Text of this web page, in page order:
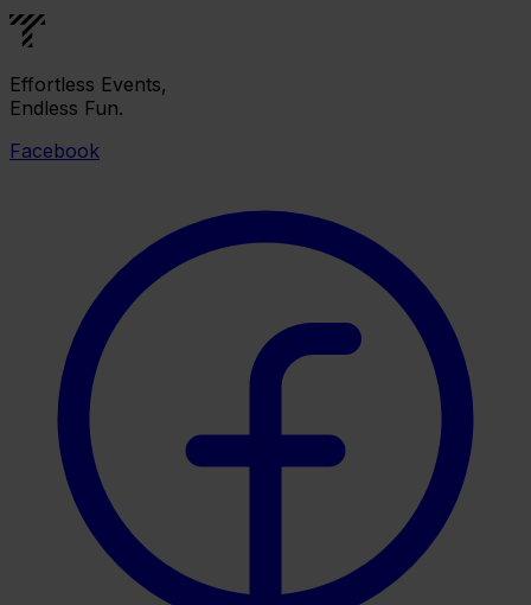
Effortless Events,
Endless Fun.
Facebook